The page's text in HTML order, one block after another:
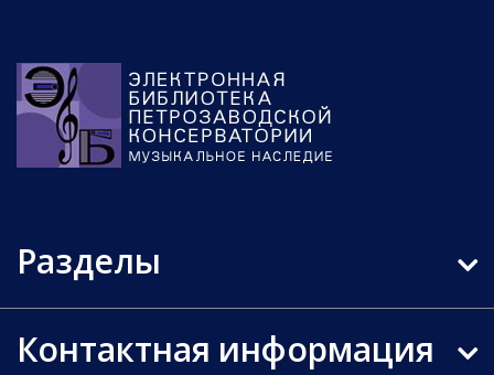
Разделы
Контактная информация